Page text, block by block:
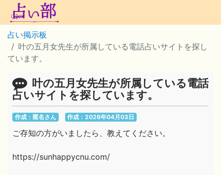
占い掲示板
叶の五月女先生が所属している電話占いサイトを探し
ています。
叶の五月女先生が所属している電話
占いサイトを探しています。
作成：匿名さん 作成：2026年04月03日
ご存知の方がいましたら、教えてください。
https://sunhappycnu.com/